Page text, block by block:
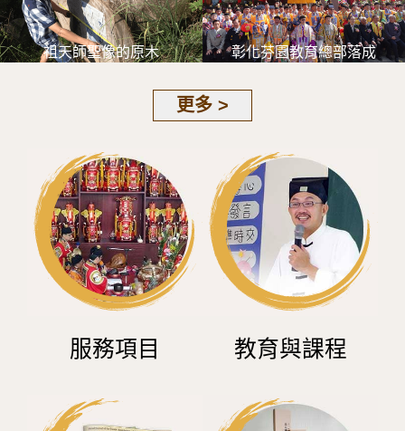
祖天師聖像的原木 彰化芬園教育總部落成
更多 >
服務項目 教育與課程